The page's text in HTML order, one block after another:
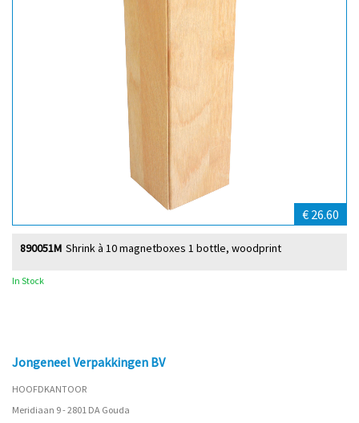
€ 26.60
Shrink à 10 magnetboxes 1 bottle, woodprint
890051M
In Stock
Jongeneel Verpakkingen BV
HOOFDKANTOOR
Meridiaan 9 - 2801 DA Gouda